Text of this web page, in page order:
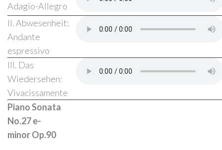
Adagio-Allegro
II. Abwesenheit:
Andante
espressivo
III. Das
Wiedersehen:
Vivacissamente
Piano Sonata
No.27 e-
minorOp.90